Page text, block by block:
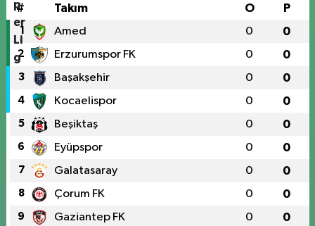
# Takım O P
1 Amed 0 0
2 Erzurumspor FK 0 0
3 Başakşehir 0 0
4 Kocaelispor 0 0
5 Beşiktaş 0 0
6 Eyüpspor 0 0
7 Galatasaray 0 0
8 Çorum FK 0 0
9 Gaziantep FK 0 0